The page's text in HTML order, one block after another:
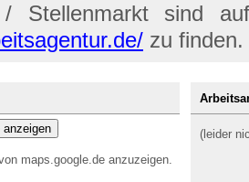
Stellenmarkt sind
zu finden.
anzeigen
maps.google.de anzuzeigen.
(leider